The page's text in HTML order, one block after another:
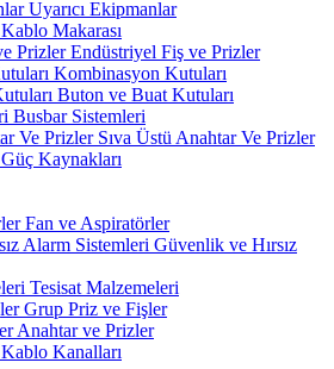
Uyarıcı Ekipmanlar
Kablo Makarası
Endüstriyel Fiş ve Prizler
Kombinasyon Kutuları
Buton ve Buat Kutuları
Busbar Sistemleri
Sıva Üstü Anahtar Ve Prizler
Güç Kaynakları
Fan ve Aspiratörler
Güvenlik ve Hırsız
Tesisat Malzemeleri
Grup Priz ve Fişler
Anahtar ve Prizler
Kablo Kanalları